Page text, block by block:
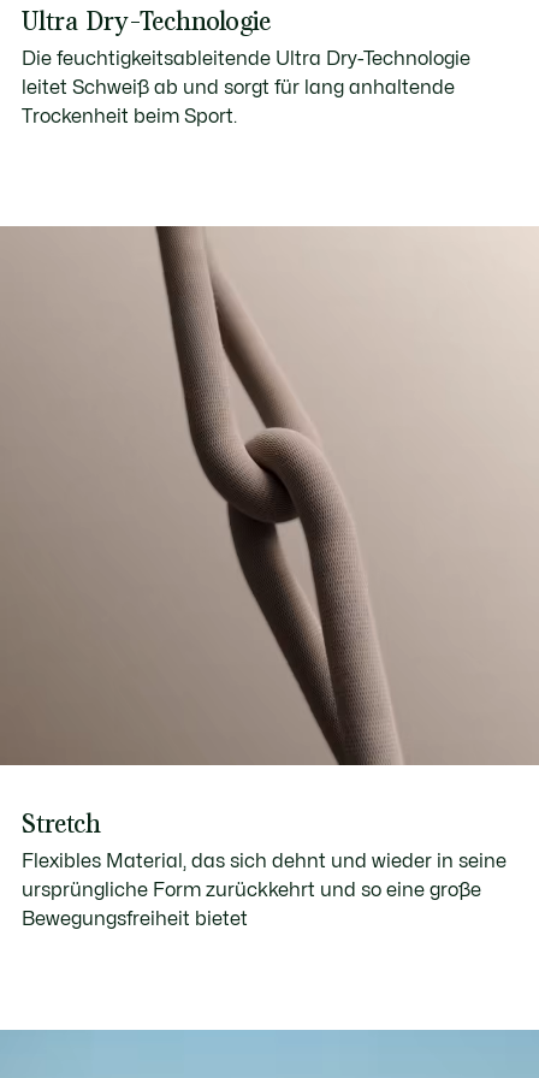
Ultra Dry-Technologie
Die feuchtigkeitsableitende Ultra Dry-Technologie
leitet Schweiß ab und sorgt für lang anhaltende
Trockenheit beim Sport.
Stretch
Flexibles Material, das sich dehnt und wieder in seine
ursprüngliche Form zurückkehrt und so eine große
Bewegungsfreiheit bietet